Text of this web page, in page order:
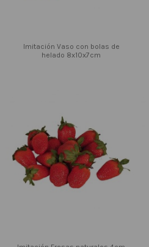
Imitación Vaso con bolas de
helado 8x10x7cm